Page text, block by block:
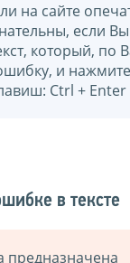
на сайте
если
который,
и
Ctrl +
в тексте